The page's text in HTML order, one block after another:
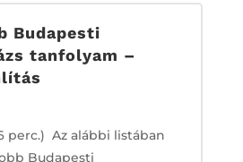
Budapesti
tanfolyam –
perc.) Az alábbi listában
Budapesti